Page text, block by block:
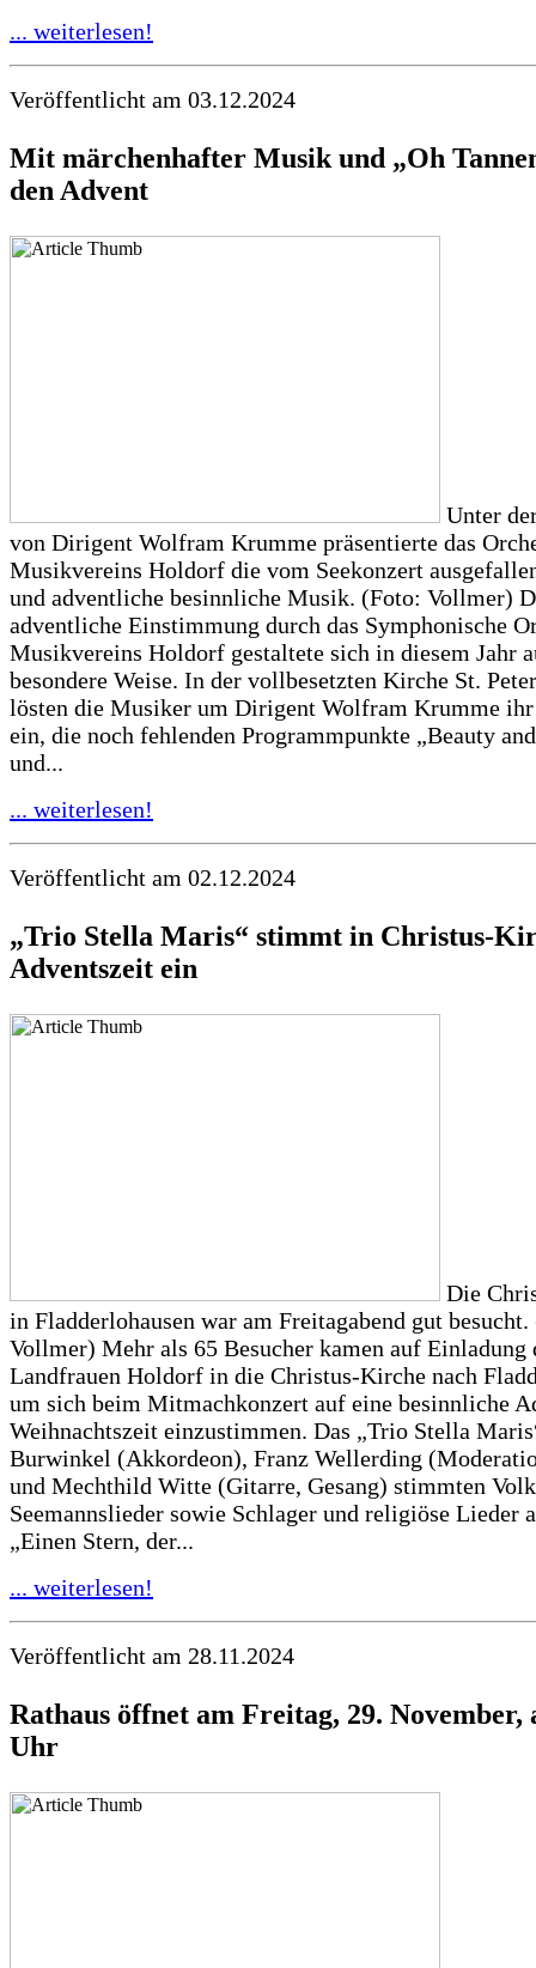
... weiterlesen!
Veröffentlicht am 03.12.2024
Mit märchenhafter Musik und „Oh
den Advent
Unter
von Dirigent Wolfram Krumme präsentierte das
Musikvereins Holdorf die vom Seekonzert
und adventliche besinnliche Musik. (Foto: Vollmer)
adventliche Einstimmung durch das Symphonische
Musikvereins Holdorf gestaltete sich in diesem Jahr
besondere Weise. In der vollbesetzten Kirche St.
lösten die Musiker um Dirigent Wolfram Krumme ihr
ein, die noch fehlenden Programmpunkte „Beauty
und...
... weiterlesen!
Veröffentlicht am 02.12.2024
„Trio Stella Maris“ stimmt in Christus-
Adventszeit ein
Die
in Fladderlohausen war am Freitagabend gut
Vollmer) Mehr als 65 Besucher kamen auf Einladung
Landfrauen Holdorf in die Christus-Kirche nach
um sich beim Mitmachkonzert auf eine besinnliche
Weihnachtszeit einzustimmen. Das „Trio Stella
Burwinkel (Akkordeon), Franz Wellerding
und Mechthild Witte (Gitarre, Gesang) stimmten
Seemannslieder sowie Schlager und religiöse Lieder
„Einen Stern, der...
... weiterlesen!
Veröffentlicht am 28.11.2024
Rathaus öffnet am Freitag, 29. November,
Uhr